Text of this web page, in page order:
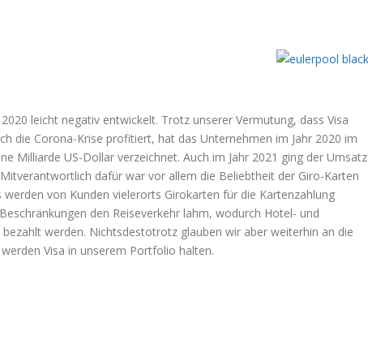
leicht negativ entwickelt. Trotz unserer Vermutung, dass Visa
die Corona-Krise profitiert, hat das Unternehmen im Jahr 2020 im
Milliarde US-Dollar verzeichnet. Auch im Jahr 2021 ging der Umsatz
dafür war vor allem die Beliebtheit der Giro-Karten
von Kunden vielerorts Girokarten für die Kartenzahlung
den Reiseverkehr lahm, wodurch Hotel- und
werden. Nichtsdestotrotz glauben wir aber weiterhin an die
Visa in unserem Portfolio halten.